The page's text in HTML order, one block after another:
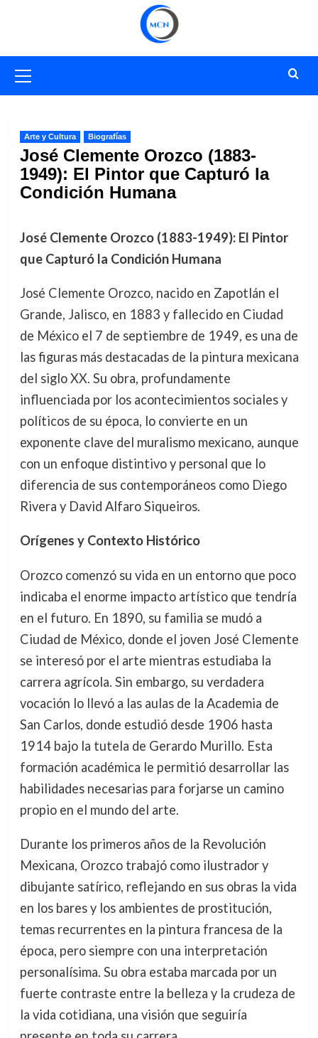
primario
Arte y Cultura Biografías
José Clemente Orozco (1883-
1949): El Pintor que Capturó la
Condición Humana
José Clemente Orozco (1883-1949): El Pintor
que Capturó la Condición Humana
José Clemente Orozco, nacido en Zapotlán el
Grande, Jalisco, en 1883 y fallecido en Ciudad
de México el 7 de septiembre de 1949, es una de
las figuras más destacadas de la pintura mexicana
del siglo XX. Su obra, profundamente
influenciada por los acontecimientos sociales y
políticos de su época, lo convierte en un
exponente clave del muralismo mexicano, aunque
con un enfoque distintivo y personal que lo
diferencia de sus contemporáneos como Diego
Rivera y David Alfaro Siqueiros.
Orígenes y Contexto Histórico
Orozco comenzó su vida en un entorno que poco
indicaba el enorme impacto artístico que tendría
en el futuro. En 1890, su familia se mudó a
Ciudad de México, donde el joven José Clemente
se interesó por el arte mientras estudiaba la
carrera agrícola. Sin embargo, su verdadera
vocación lo llevó a las aulas de la Academia de
San Carlos, donde estudió desde 1906 hasta
1914 bajo la tutela de Gerardo Murillo. Esta
formación académica le permitió desarrollar las
habilidades necesarias para forjarse un camino
propio en el mundo del arte.
Durante los primeros años de la Revolución
Mexicana, Orozco trabajó como ilustrador y
dibujante satírico, reflejando en sus obras la vida
en los bares y los ambientes de prostitución,
temas recurrentes en la pintura francesa de la
época, pero siempre con una interpretación
personalísima. Su obra estaba marcada por un
fuerte contraste entre la belleza y la crudeza de
la vida cotidiana, una visión que seguiría